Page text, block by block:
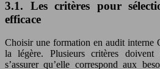
3.1. Les critères pour
efficace
Choisir une formation en audit interne
la légère. Plusieurs critères
s’assurer qu’elle correspond aux